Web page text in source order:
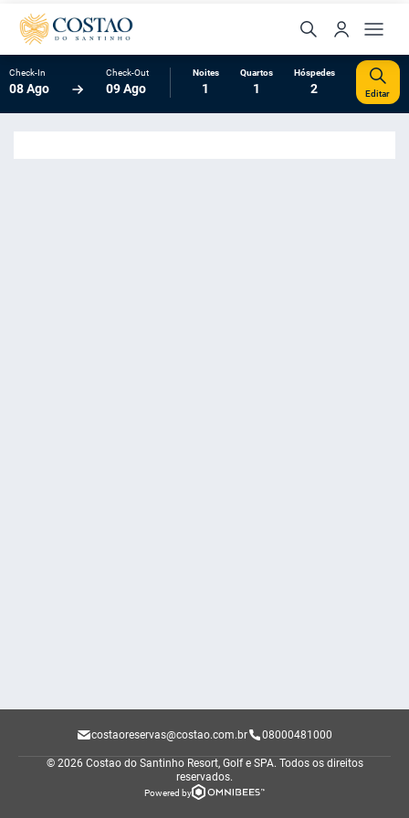
Check-In
08 Ago
Check-Out
09 Ago
Noites
1
Quartos
1
Hóspedes
2 Editar
costaoreservas@costao.com.br 08000481000
© 2026 Costao do Santinho Resort, Golf e SPA. Todos os direitos
reservados.
Powered by